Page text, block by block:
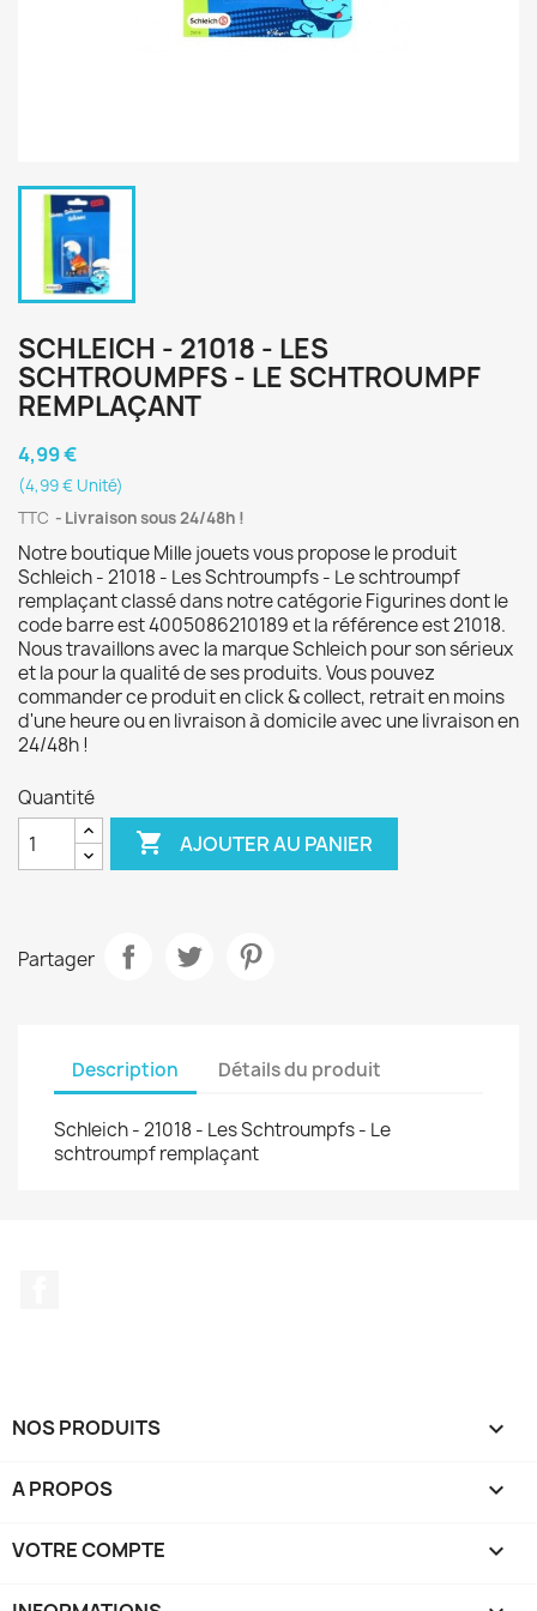
SCHLEICH - 21018 - LES
SCHTROUMPFS - LE SCHTROUMPF
REMPLAÇANT
4,99 €
(4,99 € Unité)
TTC
Livraison sous 24/48h !
Notre boutique Mille jouets vous propose le produit
Schleich - 21018 - Les Schtroumpfs - Le schtroumpf
remplaçant classé dans notre catégorie Figurines dont le
code barre est 4005086210189 et la référence est 21018.
Nous travaillons avec la marque Schleich pour son sérieux
et la pour la qualité de ses produits. Vous pouvez
commander ce produit en click & collect, retrait en moins
d'une heure ou en livraison à domicile avec une livraison en
24/48h !
Quantité
 AJOUTER AU PANIER
Partager
Description Détails du produit
Schleich - 21018 - Les Schtroumpfs - Le
schtroumpf remplaçant
NOS PRODUITS 
A PROPOS 
VOTRE COMPTE 